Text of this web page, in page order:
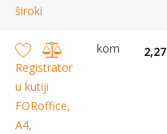
široki
Registrator
u kutiji
FORoffice,
A4,
kom 2,27